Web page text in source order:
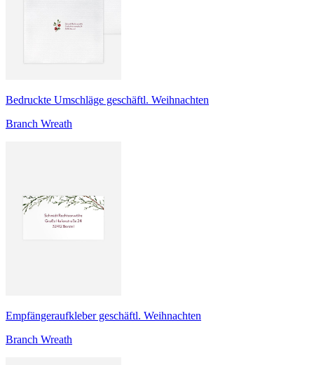
Bedruckte Umschläge geschäftl. Weihnachten
Branch Wreath
Empfängeraufkleber geschäftl. Weihnachten
Branch Wreath